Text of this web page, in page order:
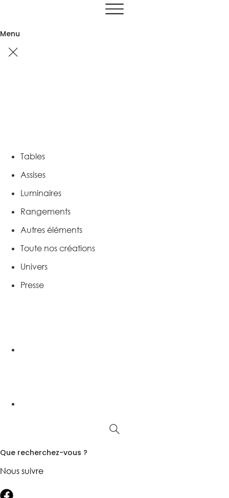
contenu
Menu
Tables
Assises
Luminaires
Rangements
Autres éléments
Toute nos créations
Univers
Presse
Que recherchez-vous ?
Nous suivre